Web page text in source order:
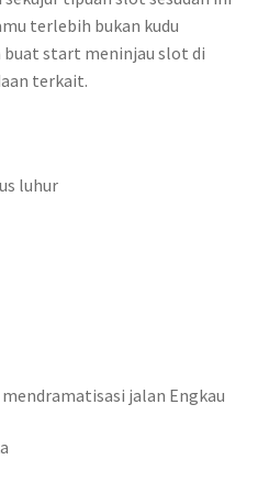
terlebih bukan kudu
buat start meninjau slot di
terkait.
luhur
jalan Engkau